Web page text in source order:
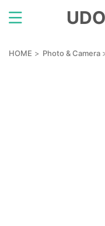
HOME > Photo & Camera